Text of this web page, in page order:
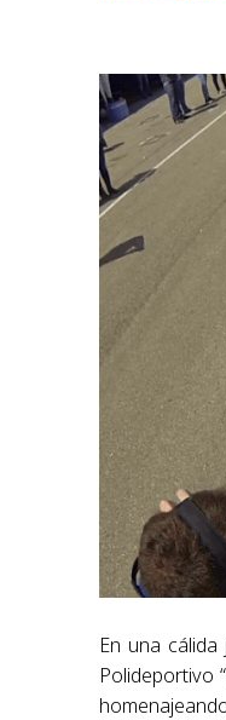
En una
Polideportivo